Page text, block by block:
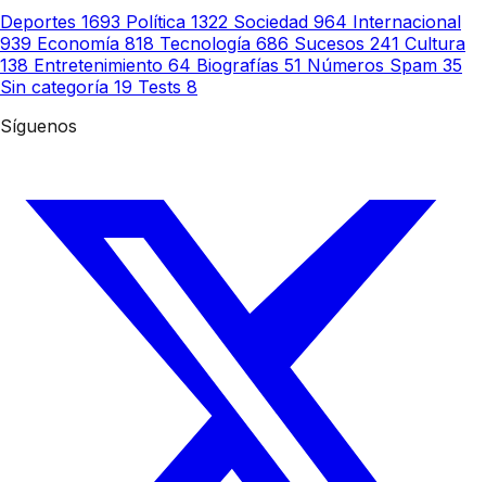
Deportes 1693 Política 1322 Sociedad 964 Internacional
939 Economía 818 Tecnología 686 Sucesos 241 Cultura
138 Entretenimiento 64 Biografías 51 Números Spam 35
Sin categoría 19 Tests 8
Síguenos